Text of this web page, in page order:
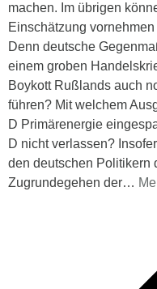
machen. Im übrigen
Einschätzung
Denn deutsche
einem groben
Boykott Rußlands auch
führen? Mit welchem
D Primärenergie
D nicht verlassen?
den deutschen Politikern
Zugrundegehen der…